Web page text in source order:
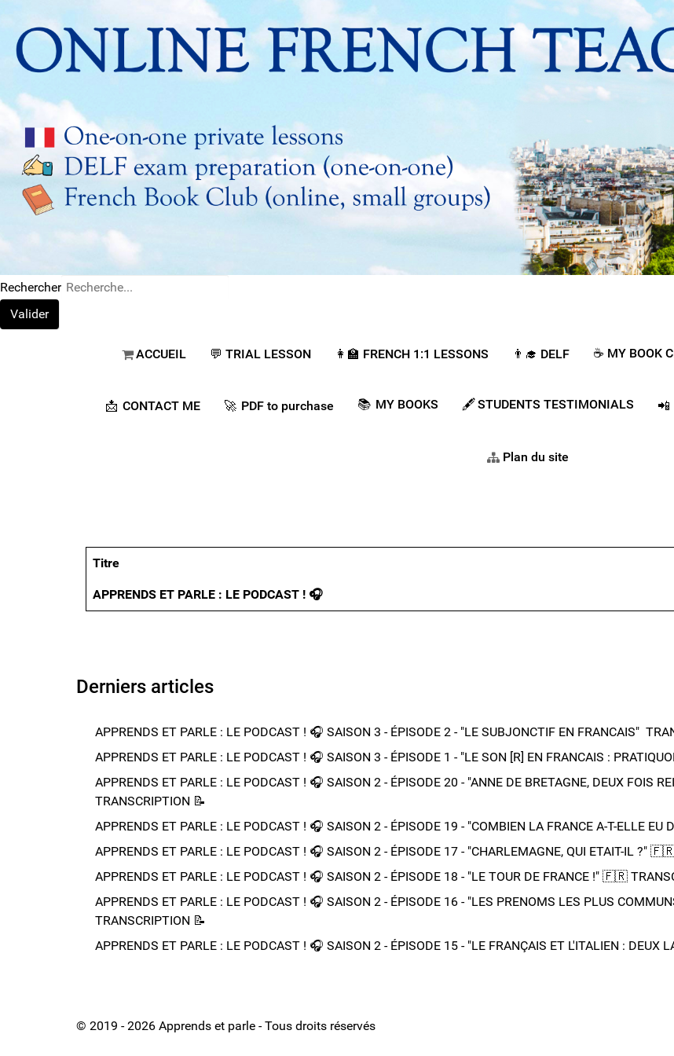
Rechercher
Valider
ACCUEIL 💬​ TRIAL LESSON 👩‍🏫​​ FRENCH 1:1 LESSONS 👨‍🎓​ DELF ☕ MY BOOK
📩 CONTACT ME 🚀​ PDF to purchase 📚 MY BOOKS 🖋️ STUDENTS TESTIMONIALS 📲
Plan du site
Articles
Titre
APPRENDS ET PARLE : LE PODCAST ! 🎧​
Derniers articles
APPRENDS ET PARLE : LE PODCAST ! 🎧 SAISON 3 - ÉPISODE 2 - "LE SUBJONCTIF EN FRANCAIS"
APPRENDS ET PARLE : LE PODCAST ! 🎧 SAISON 3 - ÉPISODE 1 - "LE SON [R] EN FRANCAIS :
APPRENDS ET PARLE : LE PODCAST ! 🎧 SAISON 2 - ÉPISODE 20 - "ANNE DE BRETAGNE, DEUX FOIS
TRANSCRIPTION 📝​
APPRENDS ET PARLE : LE PODCAST ! 🎧 SAISON 2 - ÉPISODE 19 - "COMBIEN LA FRANCE A-T-ELLE
APPRENDS ET PARLE : LE PODCAST ! 🎧 SAISON 2 - ÉPISODE 17 - "CHARLEMAGNE, QUI ETAIT-IL ?"​
APPRENDS ET PARLE : LE PODCAST ! 🎧 SAISON 2 - ÉPISODE 18 - "LE TOUR DE FRANCE !"​ 🇫🇷​
APPRENDS ET PARLE : LE PODCAST ! 🎧 SAISON 2 - ÉPISODE 16 - "LES PRENOMS LES PLUS
TRANSCRIPTION 📝​
APPRENDS ET PARLE : LE PODCAST ! 🎧 SAISON 2 - ÉPISODE 15 - "LE FRANÇAIS ET L'ITALIEN :
© 2019 - 2026 Apprends et parle - Tous droits réservés